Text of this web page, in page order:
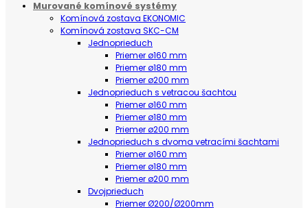
Murované komínové systémy
Komínová zostava EKONOMIC
Komínová zostava SKC-CM
Jednoprieduch
Priemer ø160 mm
Priemer ø180 mm
Priemer ø200 mm
Jednoprieduch s vetracou šachtou
Priemer ø160 mm
Priemer ø180 mm
Priemer ø200 mm
Jednoprieduch s dvoma vetracími šachtami
Priemer ø160 mm
Priemer ø180 mm
Priemer ø200 mm
Dvojprieduch
Priemer Ø200/Ø200mm